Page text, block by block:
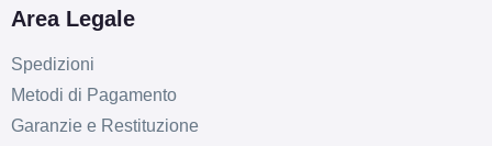
Area Legale
Spedizioni
Metodi di Pagamento
Garanzie e Restituzione